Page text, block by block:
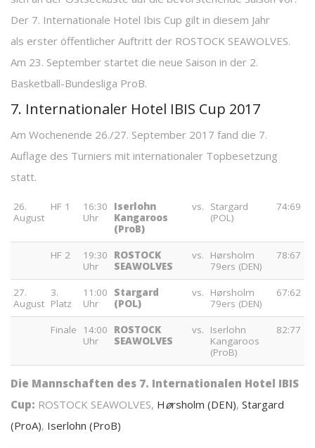
Der 7. Internationale Hotel Ibis Cup gilt in diesem Jahr
als erster öffentlicher Auftritt der ROSTOCK SEAWOLVES.
Am 23. September startet die neue Saison in der 2.
Basketball-Bundesliga ProB.
7. Internationaler Hotel IBIS Cup 2017
Am Wochenende 26./27. September 2017 fand die 7.
Auflage des Turniers mit internationaler Topbesetzung
statt.
26.
August
HF 1
16:30
Uhr
Iserlohn
Kangaroos
(ProB)
vs.
Stargard
(POL)
74:69
HF 2
19:30
Uhr
ROSTOCK
SEAWOLVES
vs.
Hørsholm
79ers (DEN)
78:67
27.
August
3.
Platz
11:00
Uhr
Stargard
(POL)
vs.
Hørsholm
79ers (DEN)
67:62
Finale
14:00
Uhr
ROSTOCK
SEAWOLVES
vs.
Iserlohn
Kangaroos
(ProB)
82:77
Die Mannschaften des 7. Internationalen Hotel IBIS
Cup: ROSTOCK SEAWOLVES, Hørsholm (DEN), Stargard
(ProA), Iserlohn (ProB)